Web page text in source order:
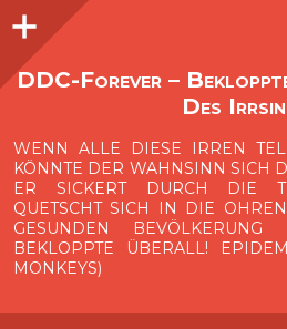
O
p
e
n
i
d
e
b
a
DDC-Forever –
Des
WENN ALLE DIESE IRREN
KÖNNTE DER WAHNSINN SICH
ER SICKERT DURCH DIE
QUETSCHT SICH IN DIE
GESUNDEN
BEKLOPPTE ÜBERALL!
MONKEYS)
Seitenleiste